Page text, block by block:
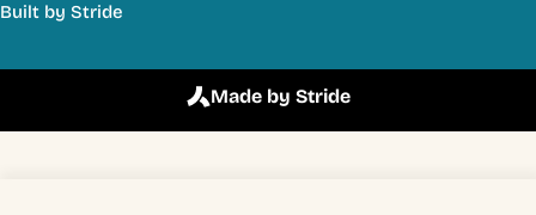
Built by Stride
Made by Stride